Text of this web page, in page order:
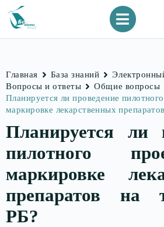
Главная База знаний
Вопросы и ответы
Общие вопросы
Планируется ли проведение
маркировке лекарственных
Планируется ли
пилотного
маркировке
препаратов на
РБ?